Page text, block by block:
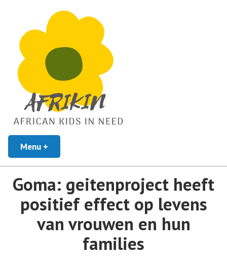
Afrikin
Menu +
Goma: geitenproject heeft
positief effect op levens
van vrouwen en hun
families